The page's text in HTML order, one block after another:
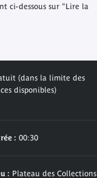
ci-dessous sur "Lire la
(dans la limite des
disponibles)
: 00:30
: Plateau des Collections